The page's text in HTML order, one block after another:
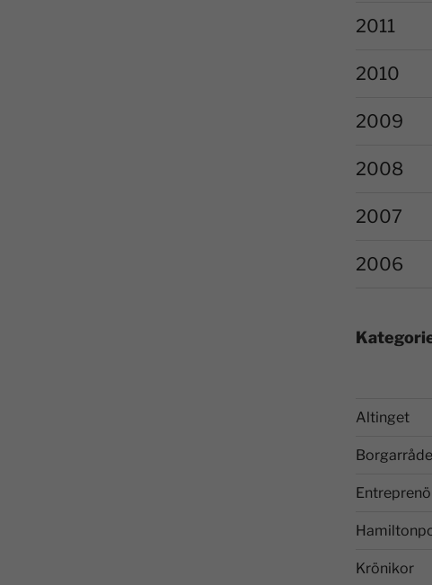
2011
2010
2009
2008
2007
2006
Altinget
Krönikor